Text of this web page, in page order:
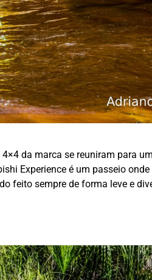
da marca se reuniram para
Experience é um passeio
feito sempre de forma leve e